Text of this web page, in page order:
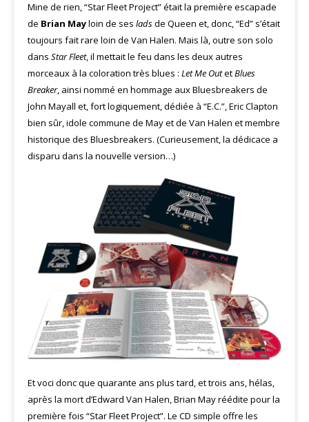
Mine de rien, “Star Fleet Project” était la première escapade
de Brian Mayloin de ses ladsde Queen et, donc, “Ed” s’était
toujours fait rare loin de Van Halen. Mais là, outre son solo
dans Star Fleet, il mettait le feu dans les deux autres
morceaux à la coloration très blues : Let Me OutetBlues
Breaker, ainsi nommé en hommage aux Bluesbreakers de
John Mayall et, fort logiquement, dédiée à “E.C.”, Eric Clapton
bien sûr, idole commune de May et de Van Halen et membre
historique des Bluesbreakers. (Curieusement, la dédicace a
disparu dans la nouvelle version…)
Et voci donc que quarante ans plus tard, et trois ans, hélas,
après la mort d’Edward Van Halen, Brian May réédite pour la
première fois “Star Fleet Project”. Le CD simple offre les